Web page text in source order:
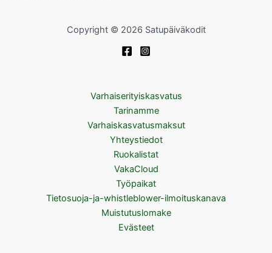
Copyright © 2026 Satupäiväkodit
Varhaiserityiskasvatus
Tarinamme
Varhaiskasvatusmaksut
Yhteystiedot
Ruokalistat
VakaCloud
Työpaikat
Tietosuoja-ja-whistleblower-ilmoituskanava
Muistutuslomake
Evästeet